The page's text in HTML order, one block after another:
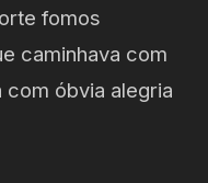
fomos
caminhava com
óbvia alegria